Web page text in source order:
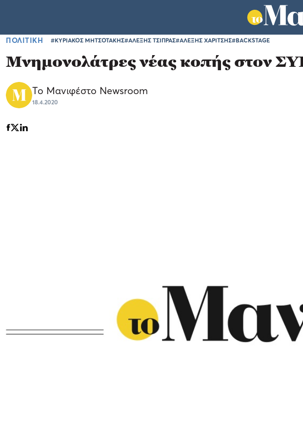
ΠΟΛΙΤΙΚΗ #ΚΥΡΙΑΚΟΣ ΜΗΤΣΟΤΑΚΗΣ#ΑΛΕΞΗΣ ΤΣΙΠΡΑΣ#ΑΛΕΞΗΣ ΧΑΡΙΤΣΗΣ#BACKSTAGE
Μνημονολάτρες νέας κοπής στον
Το Μανιφέστο Newsroom
18.4.2020